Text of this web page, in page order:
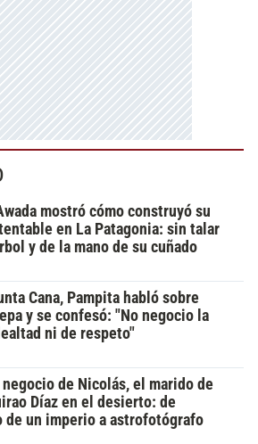
mostró cómo construyó su
en La Patagonia: sin talar
y de la mano de su cuñado
Cana, Pampita habló sobre
y se confesó: "No negocio la
ni de respeto"
negocio de Nicolás, el marido de
Díaz en el desierto: de
de un imperio a astrofotógrafo